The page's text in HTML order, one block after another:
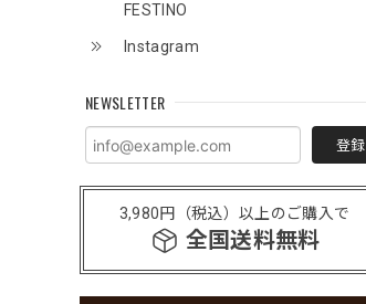
FESTINO
Instagram
NEWSLETTER
登録
3,980円（税込）以上のご購入で
全国送料無料